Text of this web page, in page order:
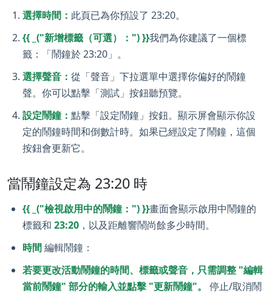
選擇時間： 此頁已為你預設了 23:20。
{{ _("新增標籤（可選）：") }}我們為你建議了一個標
籤：「鬧鐘於 23:20」。
選擇聲音： 從「聲音」下拉選單中選擇你偏好的鬧鐘
聲。你可以點擊「測試」按鈕聽預覽。
設定鬧鐘： 點擊「設定鬧鐘」按鈕。顯示屏會顯示你設
定的鬧鐘時間和倒數計時。如果已經設定了鬧鐘，這個
按鈕會更新它。
當鬧鐘設定為 23:20 時
{{ _("檢視啟用中的鬧鐘：") }}畫面會顯示啟用中鬧鐘的
標籤和 23:20 ，以及距離響鬧尚餘多少時間。
時間編輯鬧鐘：
若要更改活動鬧鐘的時間、標籤或聲音，只需調整 "編輯
當前鬧鐘" 部分的輸入並點擊 "更新鬧鐘"。
停止/取消鬧